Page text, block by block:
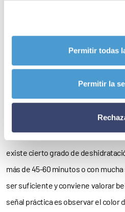
Permitir todas
Permitir la
Reducir la intensidad desde el
sesión debe nacer ya adaptada con
recuperación entre esfuerzos y
moderados. En carrera, puede ser
Hidratarse antes de tener sed.La
existe cierto grado de
más de 45-60 minutos o con
ser suficiente y conviene valorar
señal práctica es observar el color